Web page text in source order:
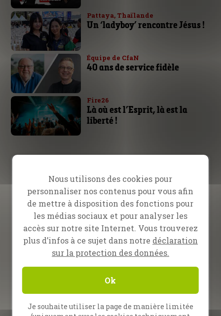
Pattaya, Thaïlande
Un ‘ladyboy’ rencontre Jésus !
Équipe de CfaN
40 ans de service fidèle
Fire26
Là où est l’Esprit, là est la
liberté !
Inspiration Prédication Témoignage
13 février 2026
L’Évangéliste Randy Roberts
à Nampula, Mozambique
16 janvier 2026
Évangélistes Bret Sipek et
Jana Bielava
26 décembre 2025
Nous utilisons des cookies pour
personnaliser nos contenus pour vous afin
de mettre à disposition des fonctions pour
les médias sociaux et pour analyser les
accès sur notre site Internet. Vous trouverez
plus d’infos à ce sujet dans notre déclaration
sur la protection des données.
Ok
Je souhaite utiliser la page de manière limitée